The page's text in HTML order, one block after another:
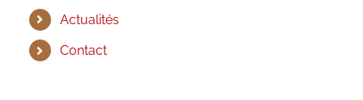
Actualités
Contact